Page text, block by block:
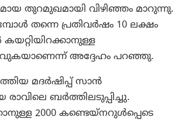
തുറമുഖമായി വിഴിഞ്ഞം മാറുന്നു.
തന്നെ പ്രതിവർഷം 10 ലക്ഷം
അദ്ദേഹം പറഞ്ഞു.
മദർഷിപ്പ് സാൻ
ബർത്തിലടുപ്പിച്ചു.
2000 കണ്ടെയ്നറുൾപ്പെടെ